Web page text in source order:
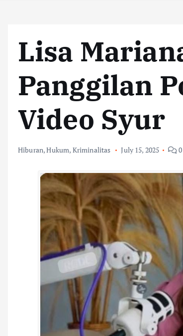
Lisa
Panggilan
Video Syur
Hiburan,Hukum, Kriminalitas July 15, 2025